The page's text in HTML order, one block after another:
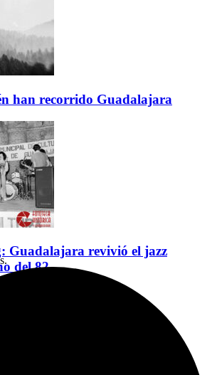
han recorrido Guadalajara
Guadalajara revivió el jazz
del 82